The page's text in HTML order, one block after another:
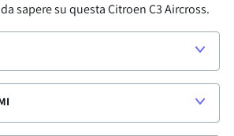
sapere su questaCitroen C3 Aircross.